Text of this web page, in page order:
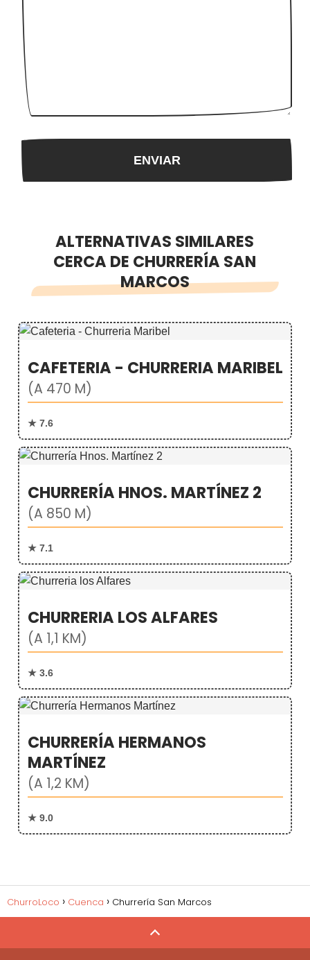
ALTERNATIVAS SIMILARES
CERCA DE CHURRERÍA SAN
MARCOS
CAFETERIA - CHURRERIA MARIBEL
(A 470 M)
★ 7.6
CHURRERÍA HNOS. MARTÍNEZ 2
(A 850 M)
★ 7.1
CHURRERIA LOS ALFARES
(A 1,1 KM)
★ 3.6
CHURRERÍA HERMANOS
MARTÍNEZ
(A 1,2 KM)
★ 9.0
ChurroLoco Cuenca Churrería San Marcos